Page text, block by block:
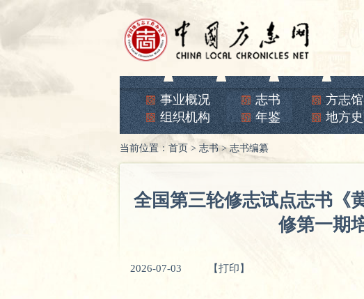
事业概况 志书 方志馆
组织机构
年鉴 地方史
当前位置： 首页 > 志书>志书编纂
全国第三轮修志试点志书《
修第一期
2026-07-03 【打印】